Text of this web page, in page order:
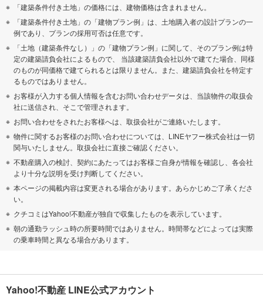
「建築条件付き土地」の価格には、建物価格は含まれません。
「建築条件付き土地」の「建物プラン例」は、土地購入者の設計プランの一
例であり、プランの採用可否は任意です。
「土地（建築条件なし）」の「建物プラン例」に関して、そのプラン例は特
定の建築請負会社によるもので、 当該建築請負会社以外で建てた場合、同様
のものが同価格で建てられるとは限りません。また、建築請負会社を特定す
るものではありません。
お客様が入力する個人情報を含むお問い合わせデータは、当該物件の取扱会
社に送信され、そこで管理されます。
お問い合わせをされたお客様へは、取扱会社がご連絡いたします。
物件に関するお客様のお問い合わせについては、LINEヤフー株式会社は一切
関与いたしません。取扱会社に直接ご確認ください。
不動産購入の検討、契約にあたってはお客様ご自身が情報を確認し、各会社
より十分な説明を受け判断してください。
本ページの掲載内容は変更される場合があります。あらかじめご了承くださ
い。
クチコミはYahoo!不動産が独自で収集したものを表示しています。
朝の通勤ラッシュ時の所要時間ではありません。時間帯などによっては実際
の乗車時間と異なる場合があります。
Yahoo!不動産 LINE公式アカウント